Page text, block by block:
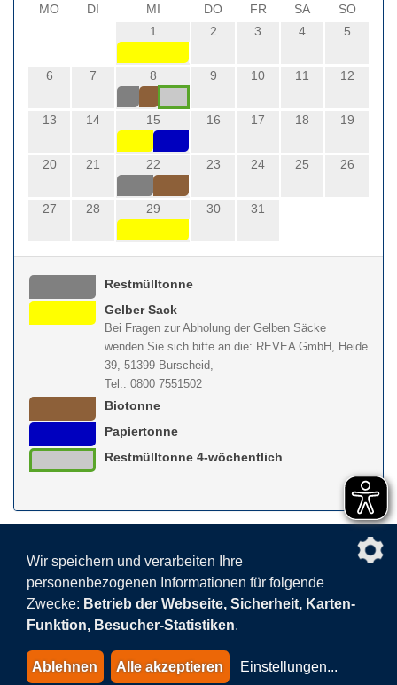
MO DI MI DO FR SA
SO
1
2 3 4 5
6 7 8 9 10 11 12
13 14 15 16 17 18 19
20 21 22 23 24 25 26
27 28 29 30 31
Restmülltonne
Gelber Sack
Bei Fragen zur Abholung der Gelben Säcke
wenden Sie sich bitte an die: REVEA GmbH, Heide
39, 51399 Burscheid,
Tel.: 0800 7551502
Biotonne
Papiertonne
Restmülltonne 4-wöchentlich
nach
Impressum
© 2015-2026 AVEA GmbH & Co. KG
Wir speichern und verarbeiten Ihre
personenbezogenen Informationen für folgende
Zwecke: Betrieb der Webseite, Sicherheit, Karten-
Funktion, Besucher-Statistiken.
Ablehnen Alle akzeptieren Einstellungen...